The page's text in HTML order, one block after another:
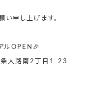
い申し上げます。
ルOPEN🎉
大路南2丁目1-23